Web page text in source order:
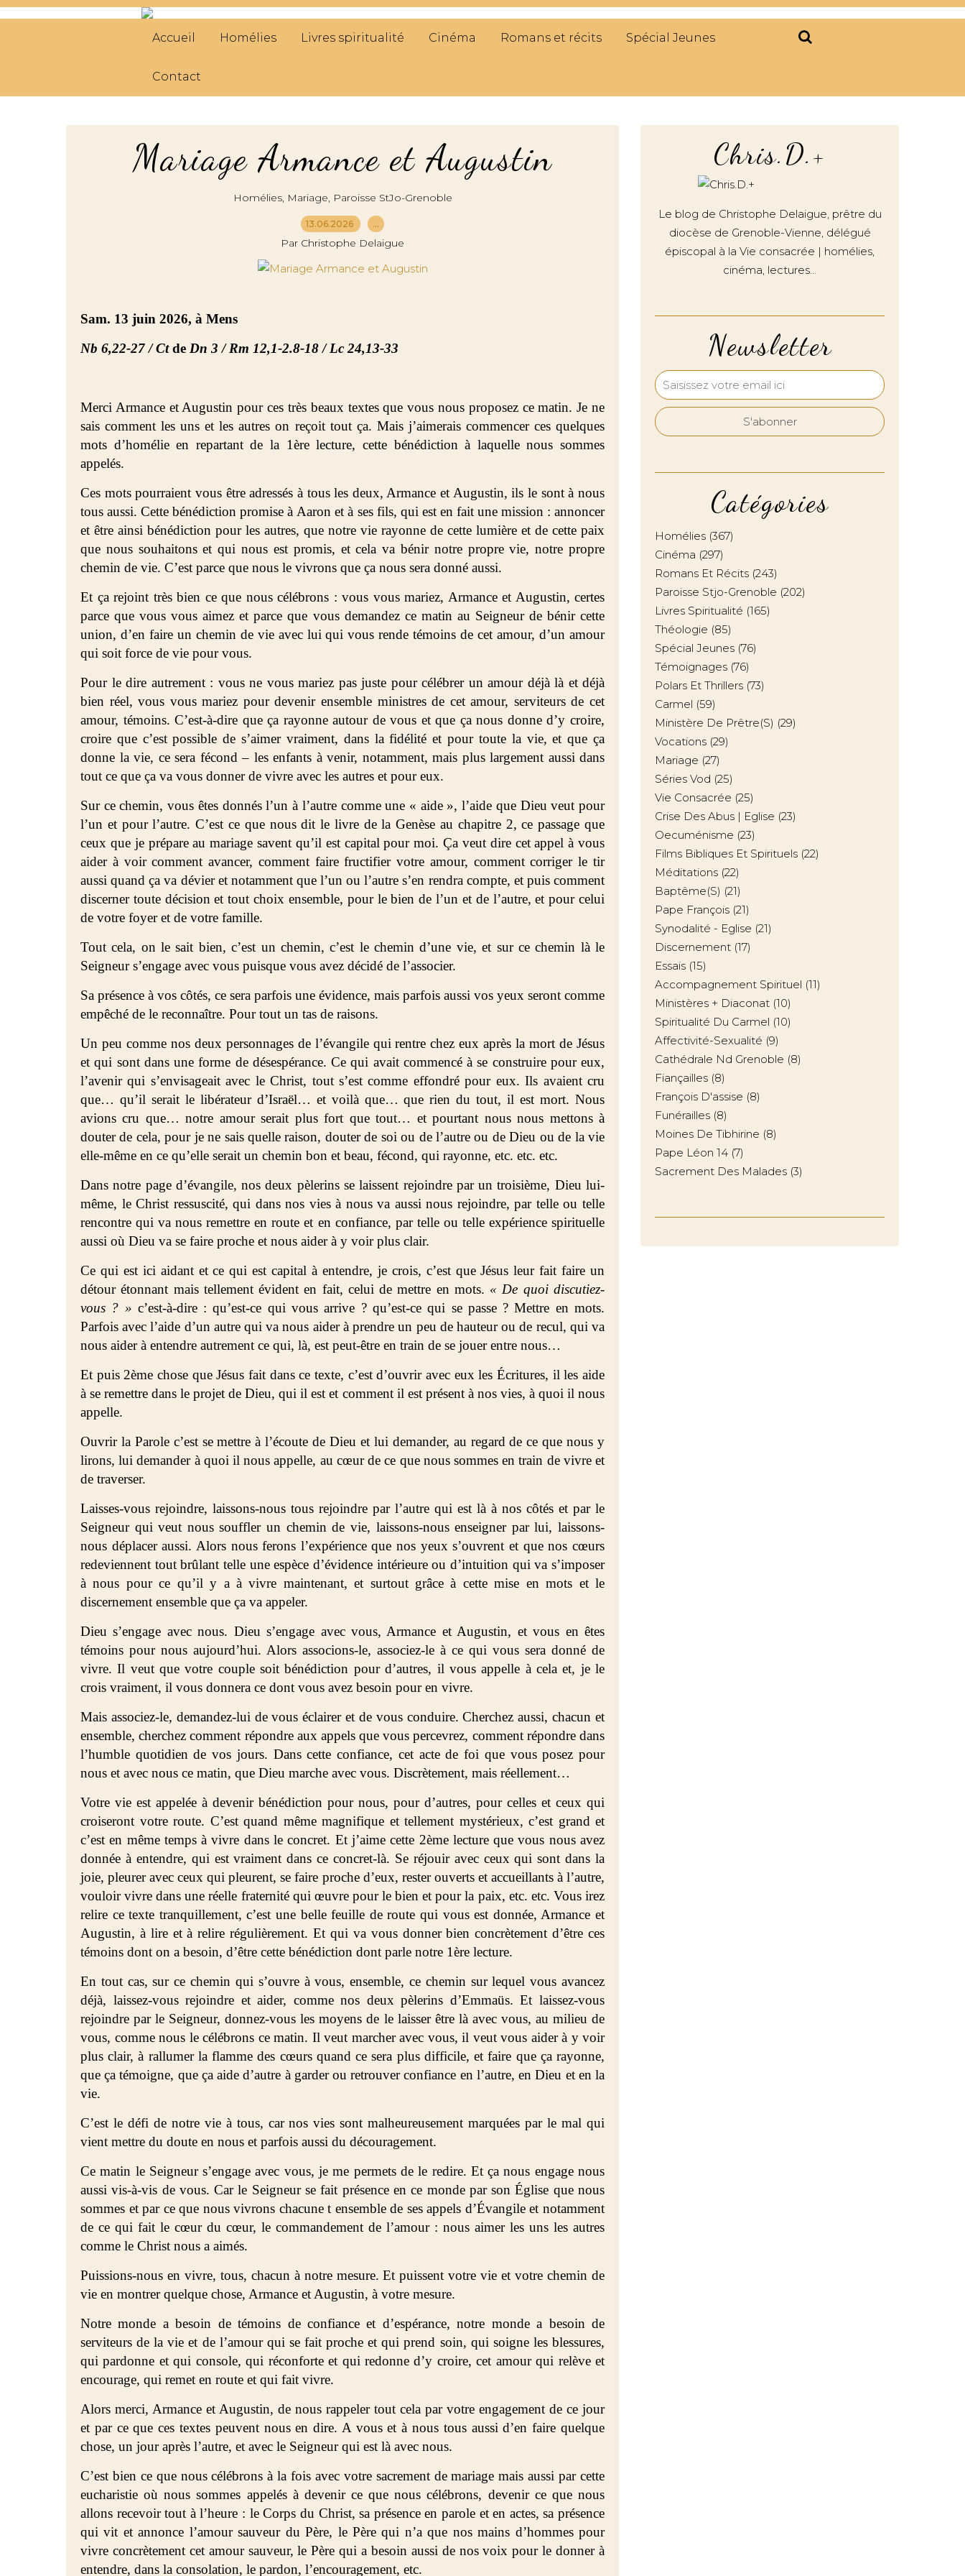
Accueil Homélies Livres spiritualité Cinéma Romans et récits Spécial Jeunes
Contact
Mariage Armance et Augustin
Homélies, Mariage, Paroisse StJo-Grenoble
13.06.2026 …
Par Christophe Delaigue
Sam. 13 juin 2026, à Mens
Nb 6,22-27 / Ctde Dn 3 / Rm 12,1-2.8-18 / Lc 24,13-33
Merci Armance et Augustin pour ces très beaux textes que vous nous proposez ce matin. Je ne
sais comment les uns et les autres on reçoit tout ça. Mais j’aimerais commencer ces quelques
mots d’homélie en repartant de la 1ère lecture, cette bénédiction à laquelle nous sommes
appelés.
Ces mots pourraient vous être adressés à tous les deux, Armance et Augustin, ils le sont à nous
tous aussi. Cette bénédiction promise à Aaron et à ses fils, qui est en fait une mission : annoncer
et être ainsi bénédiction pour les autres, que notre vie rayonne de cette lumière et de cette paix
que nous souhaitons et qui nous est promis, et cela va bénir notre propre vie, notre propre
chemin de vie. C’est parce que nous le vivrons que ça nous sera donné aussi.
Et ça rejoint très bien ce que nous célébrons : vous vous mariez, Armance et Augustin, certes
parce que vous vous aimez et parce que vous demandez ce matin au Seigneur de bénir cette
union, d’en faire un chemin de vie avec lui qui vous rende témoins de cet amour, d’un amour
qui soit force de vie pour vous.
Pour le dire autrement : vous ne vous mariez pas juste pour célébrer un amour déjà là et déjà
bien réel, vous vous mariez pour devenir ensemble ministres de cet amour, serviteurs de cet
amour, témoins. C’est-à-dire que ça rayonne autour de vous et que ça nous donne d’y croire,
croire que c’est possible de s’aimer vraiment, dans la fidélité et pour toute la vie, et que ça
donne la vie, ce sera fécond – les enfants à venir, notamment, mais plus largement aussi dans
tout ce que ça va vous donner de vivre avec les autres et pour eux.
Sur ce chemin, vous êtes donnés l’un à l’autre comme une « aide », l’aide que Dieu veut pour
l’un et pour l’autre. C’est ce que nous dit le livre de la Genèse au chapitre 2, ce passage que
ceux que je prépare au mariage savent qu’il est capital pour moi. Ça veut dire cet appel à vous
aider à voir comment avancer, comment faire fructifier votre amour, comment corriger le tir
aussi quand ça va dévier et notamment que l’un ou l’autre s’en rendra compte, et puis comment
discerner toute décision et tout choix ensemble, pour le bien de l’un et de l’autre, et pour celui
de votre foyer et de votre famille.
Tout cela, on le sait bien, c’est un chemin, c’est le chemin d’une vie, et sur ce chemin là le
Seigneur s’engage avec vous puisque vous avez décidé de l’associer.
Sa présence à vos côtés, ce sera parfois une évidence, mais parfois aussi vos yeux seront comme
empêché de le reconnaître. Pour tout un tas de raisons.
Un peu comme nos deux personnages de l’évangile qui rentre chez eux après la mort de Jésus
et qui sont dans une forme de désespérance. Ce qui avait commencé à se construire pour eux,
l’avenir qui s’envisageait avec le Christ, tout s’est comme effondré pour eux. Ils avaient cru
que… qu’il serait le libérateur d’Israël… et voilà que… que rien du tout, il est mort. Nous
avions cru que… notre amour serait plus fort que tout… et pourtant nous nous mettons à
douter de cela, pour je ne sais quelle raison, douter de soi ou de l’autre ou de Dieu ou de la vie
elle-même en ce qu’elle serait un chemin bon et beau, fécond, qui rayonne, etc. etc. etc.
Dans notre page d’évangile, nos deux pèlerins se laissent rejoindre par un troisième, Dieu lui-
même, le Christ ressuscité, qui dans nos vies à nous va aussi nous rejoindre, par telle ou telle
rencontre qui va nous remettre en route et en confiance, par telle ou telle expérience spirituelle
aussi où Dieu va se faire proche et nous aider à y voir plus clair.
Ce qui est ici aidant et ce qui est capital à entendre, je crois, c’est que Jésus leur fait faire un
détour étonnant mais tellement évident en fait, celui de mettre en mots. « De quoi discutiez-
vous ? » c’est-à-dire : qu’est-ce qui vous arrive ? qu’est-ce qui se passe ? Mettre en mots.
Parfois avec l’aide d’un autre qui va nous aider à prendre un peu de hauteur ou de recul, qui va
nous aider à entendre autrement ce qui, là, est peut-être en train de se jouer entre nous…
Et puis 2ème chose que Jésus fait dans ce texte, c’est d’ouvrir avec eux les Écritures, il les aide
à se remettre dans le projet de Dieu, qui il est et comment il est présent à nos vies, à quoi il nous
appelle.
Ouvrir la Parole c’est se mettre à l’écoute de Dieu et lui demander, au regard de ce que nous y
lirons, lui demander à quoi il nous appelle, au cœur de ce que nous sommes en train de vivre et
de traverser.
Laisses-vous rejoindre, laissons-nous tous rejoindre par l’autre qui est là à nos côtés et par le
Seigneur qui veut nous souffler un chemin de vie, laissons-nous enseigner par lui, laissons-
nous déplacer aussi. Alors nous ferons l’expérience que nos yeux s’ouvrent et que nos cœurs
redeviennent tout brûlant telle une espèce d’évidence intérieure ou d’intuition qui va s’imposer
à nous pour ce qu’il y a à vivre maintenant, et surtout grâce à cette mise en mots et le
discernement ensemble que ça va appeler.
Dieu s’engage avec nous. Dieu s’engage avec vous, Armance et Augustin, et vous en êtes
témoins pour nous aujourd’hui. Alors associons-le, associez-le à ce qui vous sera donné de
vivre. Il veut que votre couple soit bénédiction pour d’autres, il vous appelle à cela et, je le
crois vraiment, il vous donnera ce dont vous avez besoin pour en vivre.
Mais associez-le, demandez-lui de vous éclairer et de vous conduire. Cherchez aussi, chacun et
ensemble, cherchez comment répondre aux appels que vous percevrez, comment répondre dans
l’humble quotidien de vos jours. Dans cette confiance, cet acte de foi que vous posez pour
nous et avec nous ce matin, que Dieu marche avec vous. Discrètement, mais réellement…
Votre vie est appelée à devenir bénédiction pour nous, pour d’autres, pour celles et ceux qui
croiseront votre route. C’est quand même magnifique et tellement mystérieux, c’est grand et
c’est en même temps à vivre dans le concret. Et j’aime cette 2ème lecture que vous nous avez
donnée à entendre, qui est vraiment dans ce concret-là. Se réjouir avec ceux qui sont dans la
joie, pleurer avec ceux qui pleurent, se faire proche d’eux, rester ouverts et accueillants à l’autre,
vouloir vivre dans une réelle fraternité qui œuvre pour le bien et pour la paix, etc. etc. Vous irez
relire ce texte tranquillement, c’est une belle feuille de route qui vous est donnée, Armance et
Augustin, à lire et à relire régulièrement. Et qui va vous donner bien concrètement d’être ces
témoins dont on a besoin, d’être cette bénédiction dont parle notre 1ère lecture.
En tout cas, sur ce chemin qui s’ouvre à vous, ensemble, ce chemin sur lequel vous avancez
déjà, laissez-vous rejoindre et aider, comme nos deux pèlerins d’Emmaüs. Et laissez-vous
rejoindre par le Seigneur, donnez-vous les moyens de le laisser être là avec vous, au milieu de
vous, comme nous le célébrons ce matin. Il veut marcher avec vous, il veut vous aider à y voir
plus clair, à rallumer la flamme des cœurs quand ce sera plus difficile, et faire que ça rayonne,
que ça témoigne, que ça aide d’autre à garder ou retrouver confiance en l’autre, en Dieu et en la
vie.
C’est le défi de notre vie à tous, car nos vies sont malheureusement marquées par le mal qui
vient mettre du doute en nous et parfois aussi du découragement.
Ce matin le Seigneur s’engage avec vous, je me permets de le redire. Et ça nous engage nous
aussi vis-à-vis de vous. Car le Seigneur se fait présence en ce monde par son Église que nous
sommes et par ce que nous vivrons chacune t ensemble de ses appels d’Évangile et notamment
de ce qui fait le cœur du cœur, le commandement de l’amour : nous aimer les uns les autres
comme le Christ nous a aimés.
Puissions-nous en vivre, tous, chacun à notre mesure. Et puissent votre vie et votre chemin de
vie en montrer quelque chose, Armance et Augustin, à votre mesure.
Notre monde a besoin de témoins de confiance et d’espérance, notre monde a besoin de
serviteurs de la vie et de l’amour qui se fait proche et qui prend soin, qui soigne les blessures,
qui pardonne et qui console, qui réconforte et qui redonne d’y croire, cet amour qui relève et
encourage, qui remet en route et qui fait vivre.
Alors merci, Armance et Augustin, de nous rappeler tout cela par votre engagement de ce jour
et par ce que ces textes peuvent nous en dire. A vous et à nous tous aussi d’en faire quelque
chose, un jour après l’autre, et avec le Seigneur qui est là avec nous.
C’est bien ce que nous célébrons à la fois avec votre sacrement de mariage mais aussi par cette
eucharistie où nous sommes appelés à devenir ce que nous célébrons, devenir ce que nous
allons recevoir tout à l’heure : le Corps du Christ, sa présence en parole et en actes, sa présence
qui vit et annonce l’amour sauveur du Père, le Père qui n’a que nos mains d’hommes pour
vivre concrètement cet amour sauveur, le Père qui a besoin aussi de nos voix pour le donner à
entendre, dans la consolation, le pardon, l’encouragement, etc.
Newsletter
Catégories
Homélies (367)
Cinéma (297)
Romans Et Récits (243)
Paroisse Stjo-Grenoble (202)
Livres Spiritualité (165)
Théologie (85)
Spécial Jeunes (76)
Témoignages (76)
Polars Et Thrillers (73)
Carmel (59)
Ministère De Prêtre(s) (29)
Vocations (29)
Mariage (27)
Séries Vod (25)
Vie Consacrée (25)
Crise Des Abus | Eglise (23)
Oecuménisme (23)
Films Bibliques Et Spirituels (22)
Méditations (22)
Baptême(s) (21)
Pape François (21)
Synodalité - Eglise (21)
Discernement (17)
Essais (15)
Accompagnement Spirituel (11)
Ministères + Diaconat (10)
Spiritualité Du Carmel (10)
Affectivité-Sexualité (9)
Cathédrale Nd Grenoble (8)
Fiançailles (8)
François D'assise (8)
Funérailles (8)
Moines De Tibhirine (8)
Pape Léon 14 (7)
Sacrement Des Malades (3)
Chris.D.+
Le blog de Christophe Delaigue, prêtre du
diocèse de Grenoble-Vienne, délégué
épiscopal à la Vie consacrée | homélies,
cinéma, lectures…